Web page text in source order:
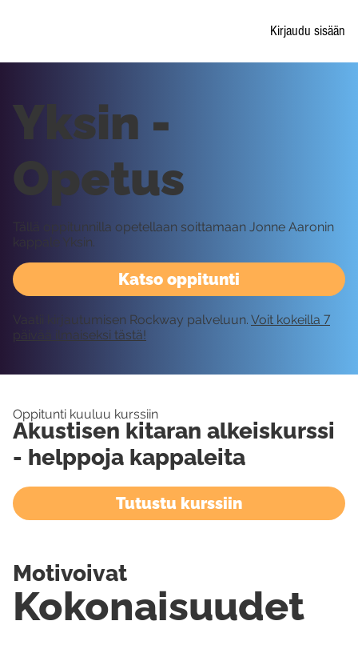
Kirjaudu sisään
Katso oppitunti
Yksin -
Opetus
Tällä oppitunnilla opetellaan soittamaan Jonne Aaronin
kappale Yksin.
Vaatii kirjautumisen Rockway palveluun. Voit kokeilla 7
päivää ilmaiseksi tästä!
Oppitunti kuuluu kurssiin
Akustisen kitaran alkeiskurssi
- helppoja kappaleita
Tutustu kurssiin
Kokonaisuudet
Motivoivat